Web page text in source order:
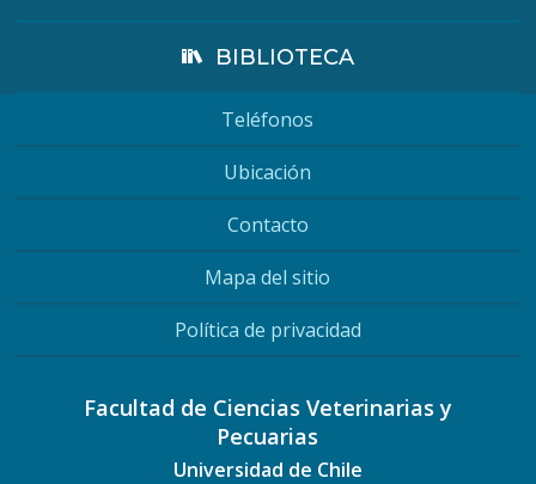
BIBLIOTECA
Teléfonos
Ubicación
Contacto
Mapa del sitio
Política de privacidad
Facultad de Ciencias Veterinarias y
Pecuarias
Universidad de Chile